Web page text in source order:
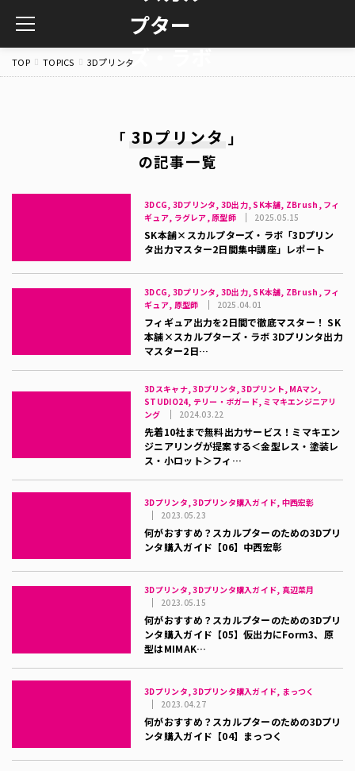
toggle
navigation
TOP TOPICS 3Dプリンタ
「 3Dプリンタ 」
の記事一覧
3DCG, 3Dプリンタ, 3D出力, SK本舗, ZBrush, フィ
ギュア, ラグレア, 原型師
2025.05.15
SK本舗×スカルプターズ・ラボ「3Dプリン
タ出力マスター2日間集中講座」レポート
3DCG, 3Dプリンタ, 3D出力, SK本舗, ZBrush, フィ
ギュア, 原型師
2025.04.01
フィギュア出力を2日間で徹底マスター！ SK
本舗×スカルプターズ・ラボ 3Dプリンタ出力
マスター2日…
3Dスキャナ, 3Dプリンタ, 3Dプリント, MAマン,
STUDIO24, テリー・ボガード, ミマキエンジニアリ
ング
2024.03.22
先着10社まで無料出力サービス！ミマキエン
ジニアリングが提案する＜金型レス・塗装レ
ス・小ロット＞フィ…
3Dプリンタ, 3Dプリンタ購入ガイド, 中西宏彰
2023.05.23
何がおすすめ？スカルプターのための3Dプリ
ンタ購入ガイド【06】中西宏彰
3Dプリンタ, 3Dプリンタ購入ガイド, 真辺菜月
2023.05.15
何がおすすめ？スカルプターのための3Dプリ
ンタ購入ガイド【05】仮出力にForm3、原
型はMIMAK…
3Dプリンタ, 3Dプリンタ購入ガイド, まっつく
2023.04.27
何がおすすめ？スカルプターのための3Dプリ
ンタ購入ガイド【04】まっつく